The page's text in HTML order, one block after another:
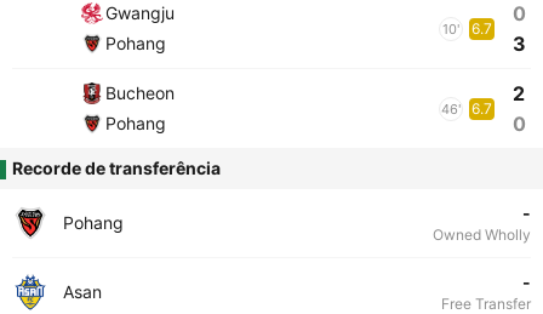
Gwangju
Pohang
10' 6.7
0
3
Bucheon
Pohang
46' 6.7
2
0
Recorde de transferência
Pohang -
Owned Wholly
Asan -
Free Transfer